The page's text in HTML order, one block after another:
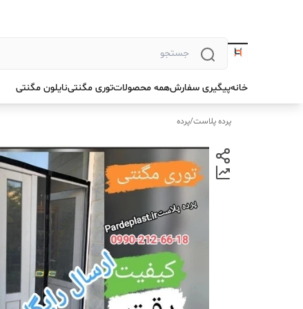
خانهپیگیری سفارشهمه محصولاتتوری مگنتینایلون مگنتی
پرده پلاست/پرده